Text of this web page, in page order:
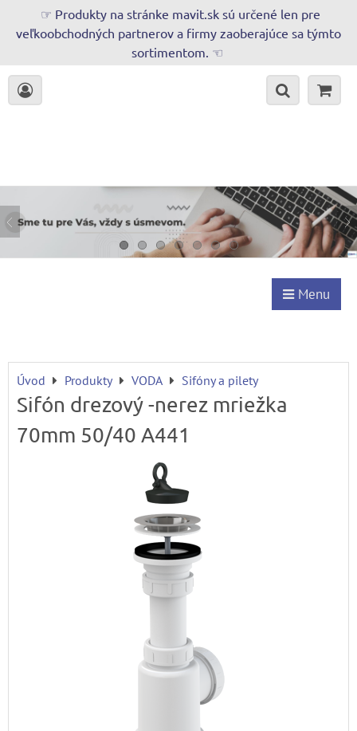
☞ Produkty na stránke mavit.sk sú určené len pre
veľkoobchodných partnerov a firmy zaoberajúce sa týmto
sortimentom. ☜
Menu
Úvod Produkty VODA Sifóny a pilety
Sifón drezový -nerez mriežka
70mm 50/40 A441